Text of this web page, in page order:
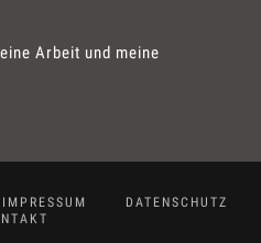
Arbeit und meine
IMPRESSUM
DATENSCHUTZ